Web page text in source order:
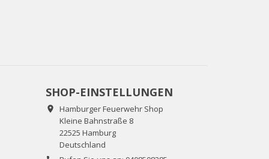
SHOP-EINSTELLUNGEN

Hamburger Feuerwehr Shop
Kleine Bahnstraße 8
22525 Hamburg
Deutschland